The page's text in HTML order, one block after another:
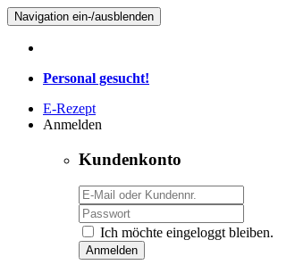
Navigation ein-/ausblenden
Personal gesucht!
E-Rezept
Anmelden
Kundenkonto
Ich möchte eingeloggt bleiben.
Anmelden